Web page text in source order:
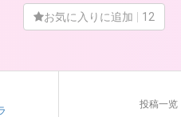
お気に入りに追加 12
投稿一览